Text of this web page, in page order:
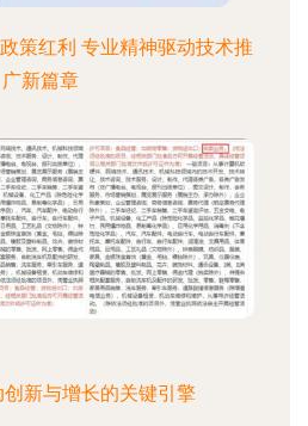
策红利 专业精神驱动技术推
广新篇章
新与增长的关键引擎